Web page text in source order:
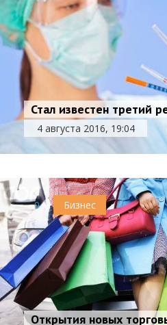
Стал известен третий
4 августа 2016, 19:04
0 Бизнес
Открытия новых